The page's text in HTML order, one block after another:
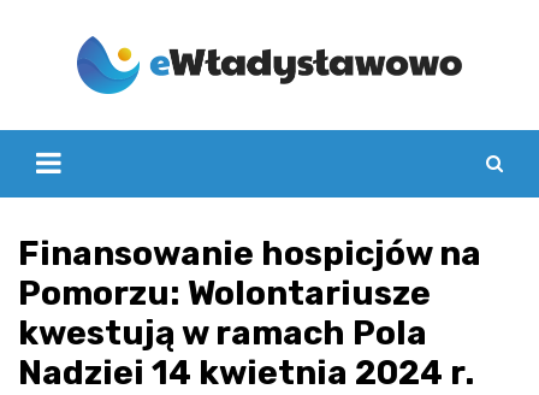
Finansowanie hospicjów na
Pomorzu: Wolontariusze
kwestują w ramach Pola
Nadziei 14 kwietnia 2024 r.